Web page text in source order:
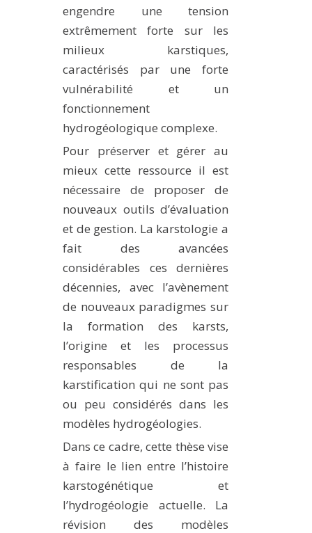
FORMATION CONTINUE
FORMATION DOCTORALE
THÈSES EN COURS
PRODUCTION
MÉTHODES ET OUTILS
PUBLICATIONS SUR HAL
THÈSES
WORKING PAPERS
NOS TRAVAUX EN VIDÉO
engendre une tension
extrêmement forte sur les
milieux karstiques,
caractérisés par une forte
vulnérabilité et un
fonctionnement
hydrogéologique complexe.
Pour préserver et gérer au
mieux cette ressource il est
nécessaire de proposer de
nouveaux outils d’évaluation
et de gestion. La karstologie a
fait des avancées
considérables ces dernières
décennies, avec l’avènement
de nouveaux paradigmes sur
la formation des karsts,
l’origine et les processus
responsables de la
karstification qui ne sont pas
ou peu considérés dans les
modèles hydrogéologies.
Dans ce cadre, cette thèse vise
à faire le lien entre l’histoire
karstogénétique et
l’hydrogéologie actuelle. La
révision des modèles